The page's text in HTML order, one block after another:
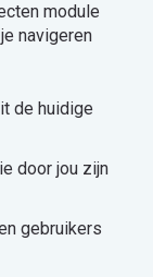
module
navigeren
de huidige
door jou zijn
gebruikers